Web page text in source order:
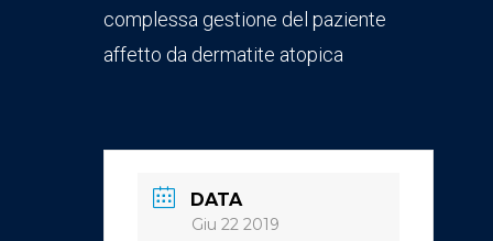
complessa gestione del paziente
affetto da dermatite atopica
DATA
Giu 22 2019